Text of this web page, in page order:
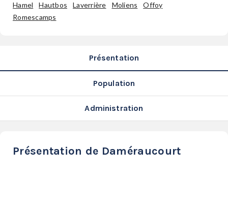
GAZETTE
connecter
Hamel
Hautbos Laverrière Moliens
Offoy
Romescamps
Présentation
Population
Administration
Présentation de Daméraucourt